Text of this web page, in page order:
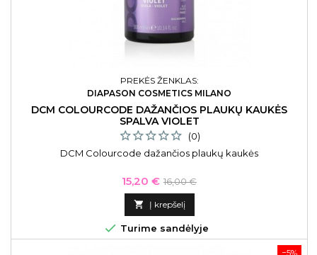
PREKĖS ŽENKLAS:
DIAPASON COSMETICS MILANO
DCM COLOURCODE DAŽANČIOS PLAUKŲ KAUKĖS
SPALVA VIOLET
(0)
DCM Colourcode dažančios plaukų kaukės
Kaina
15,20 € Bazinė
kaina
16,00 €
 Į krepšelį
 Turime sandėlyje
−5%